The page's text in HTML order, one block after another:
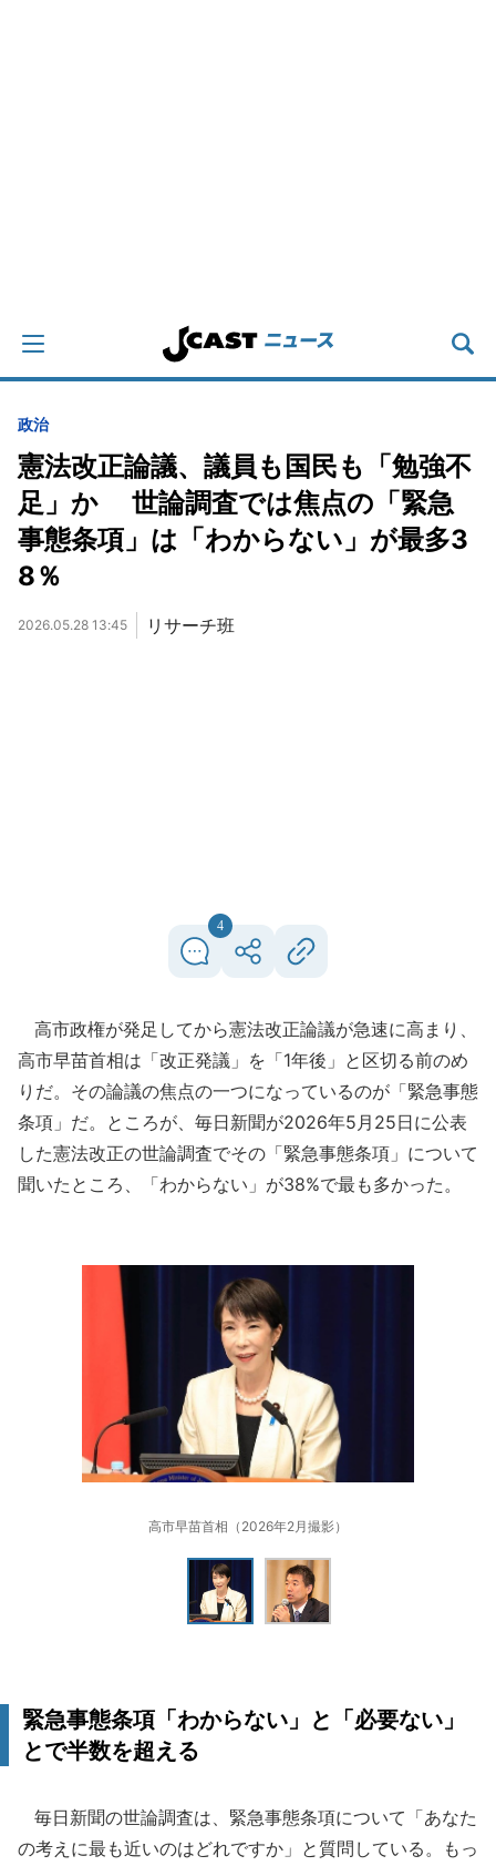
政治
憲法改正論議、議員も国民も「勉強不
足」か 世論調査では焦点の「緊急
事態条項」は「わからない」が最多3
8％
2026.05.28 13:45 リサーチ班
4
高市政権が発足してから憲法改正論議が急速に高まり、
高市早苗首相は「改正発議」を「1年後」と区切る前のめ
りだ。その論議の焦点の一つになっているのが「緊急事態
条項」だ。ところが、毎日新聞が2026年5月25日に公表
した憲法改正の世論調査でその「緊急事態条項」について
聞いたところ、「わからない」が38%で最も多かった。
高市早苗首相（2026年2月撮影）
緊急事態条項「わからない」と「必要ない」
とで半数を超える
毎日新聞の世論調査は、緊急事態条項について「あなた
の考えに最も近いのはどれですか」と質問している。もっ